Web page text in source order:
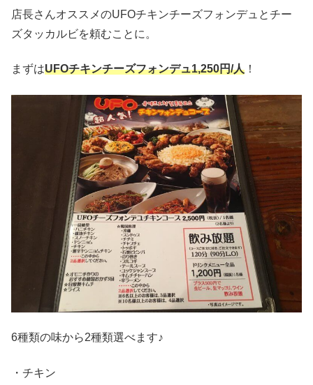
店長さんオススメのUFOチキンチーズフォンデュとチー
ズタッカルビを頼むことに。
まずはUFOチキンチーズフォンデュ1,250円/人 ！
6種類の味から2種類選べます♪
・チキン